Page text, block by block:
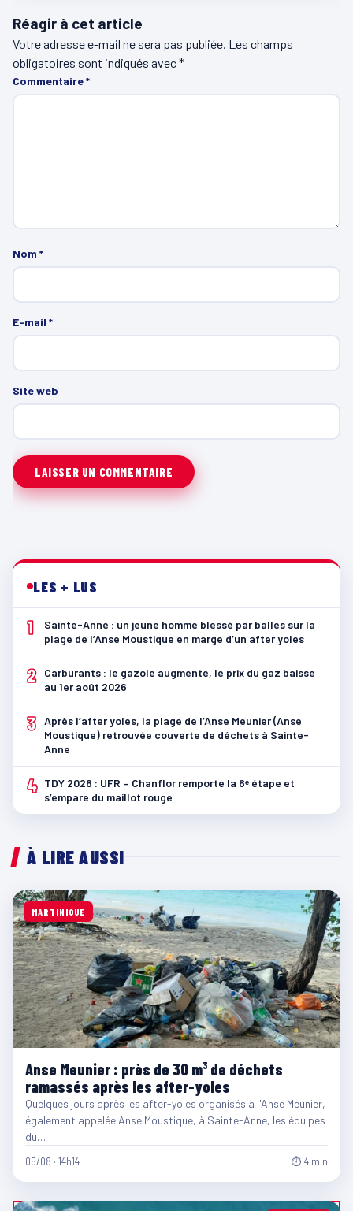
Réagir à cet article
Votre adresse e-mail ne sera pas publiée. Les champs
obligatoires sont indiqués avec*
Commentaire*
Nom *
E-mail *
Site web
LES + LUS
1
Sainte-Anne : un jeune homme blessé par balles sur la
plage de l’Anse Moustique en marge d’un after yoles
2
Carburants : le gazole augmente, le prix du gaz baisse
au 1er août 2026
3 Après l’after yoles, la plage de l’Anse Meunier (Anse
Moustique) retrouvée couverte de déchets à Sainte-
Anne
4 TDY 2026 : UFR – Chanflor remporte la 6ᵉ étape et
s’empare du maillot rouge
À LIRE AUSSI
MARTINIQUE
Anse Meunier : près de 30 m³ de déchets
ramassés après les after-yoles
Quelques jours après les after-yoles organisés à l'Anse Meunier,
également appelée Anse Moustique, à Sainte-Anne, les équipes
du…
05/08 · 14h14 ⏱ 4 min